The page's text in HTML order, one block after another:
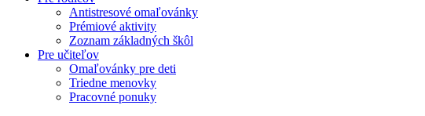
Antistresové omaľovánky
Prémiové aktivity
Zoznam základných škôl
Pre učiteľov
Omaľovánky pre deti
Triedne menovky
Pracovné ponuky